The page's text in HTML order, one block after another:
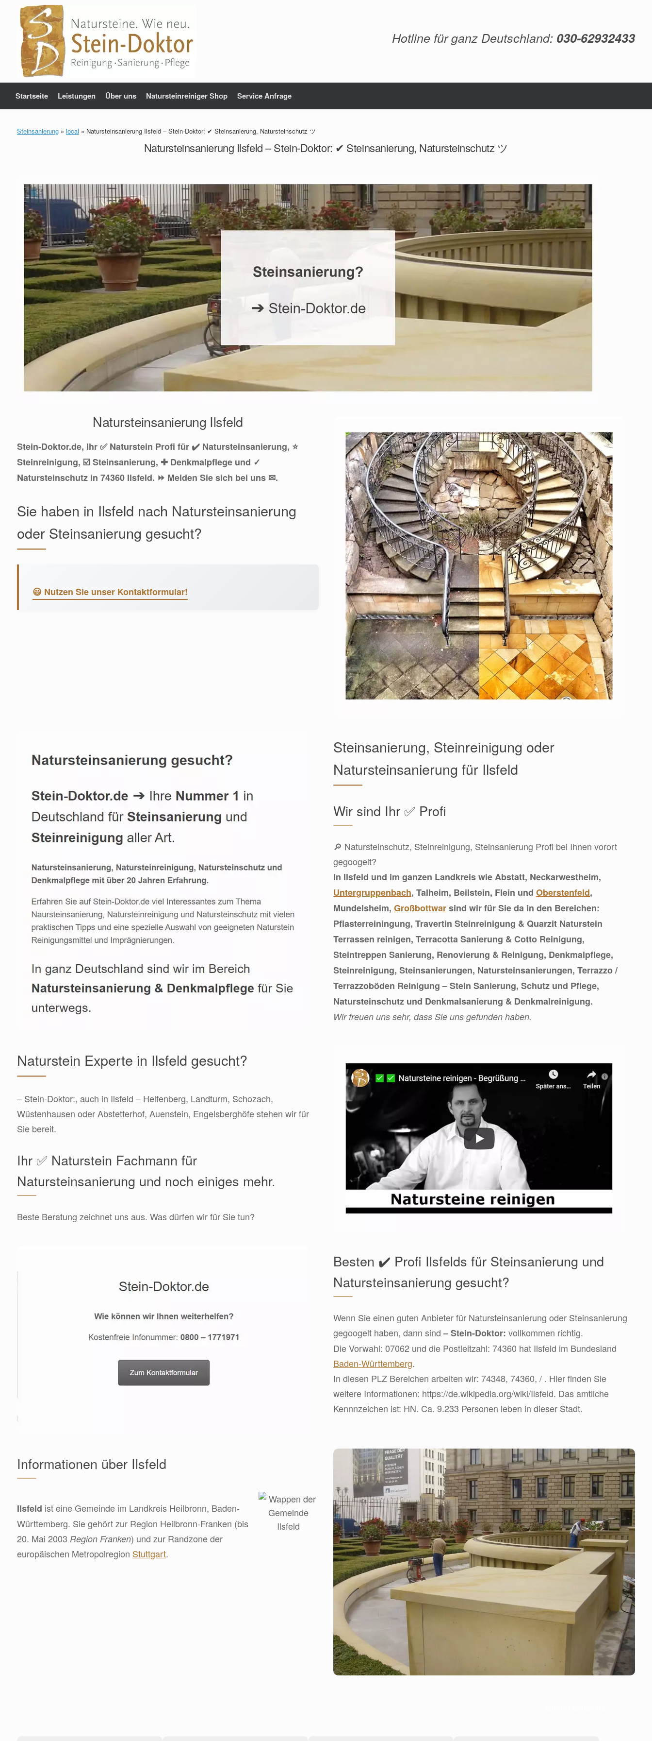
springen
Hotline für ganz Deutschland: 030-62932433
Startseite Leistungen Über uns Natursteinreiniger Shop Service Anfrage
Steinsanierung » local » Natursteinsanierung Ilsfeld – Stein-Doktor: ✔ Steinsanierung, Natursteinschutz ツ
Natursteinsanierung Ilsfeld – Stein-Doktor: ✔ Steinsanierung, Natursteinschutz ツ
Natursteinsanierung Ilsfeld
Stein-Doktor.de, Ihr ✅ Naturstein Profi für ✔️ Natursteinsanierung, ⭐
Steinreinigung, ☑️ Steinsanierung, ✚ Denkmalpflege und ✓
Natursteinschutz in 74360 Ilsfeld. ⏩ Melden Sie sich bei uns ✉.
Sie haben in Ilsfeld nach Natursteinsanierung
oder Steinsanierung gesucht?
😃 Nutzen Sie unser Kontaktformular!
Steinsanierung, Steinreinigung oder
Natursteinsanierung für Ilsfeld
Wir sind Ihr ✅ Profi
🔎 Natursteinschutz, Steinreinigung, Steinsanierung Profi bei Ihnen vorort
gegoogelt?
In Ilsfeld und im ganzen Landkreis wie Abstatt, Neckarwestheim,
Untergruppenbach, Talheim, Beilstein, Flein und Oberstenfeld,
Mundelsheim, Großbottwarsind wir für Sie da in den Bereichen:
Pflasterreiningung, Travertin Steinreinigung & Quarzit Naturstein
Terrassen reinigen, Terracotta Sanierung & Cotto Reinigung,
Steintreppen Sanierung, Renovierung & Reinigung, Denkmalpflege,
Steinreinigung, Steinsanierungen, Natursteinsanierungen, Terrazzo /
Terrazzoböden Reinigung – Stein Sanierung, Schutz und Pflege,
Natursteinschutz und Denkmalsanierung & Denkmalreinigung.
Wir freuen uns sehr, dass Sie uns gefunden haben.
Naturstein Experte in Ilsfeld gesucht?
– Stein-Doktor:, auch in Ilsfeld – Helfenberg, Landturm, Schozach,
Wüstenhausen oder Abstetterhof, Auenstein, Engelsberghöfe stehen wir für
Sie bereit.
Ihr ✅ Naturstein Fachmann für
Natursteinsanierung und noch einiges mehr.
Beste Beratung zeichnet uns aus. Was dürfen wir für Sie tun?
Besten ✔️ Profi Ilsfelds für Steinsanierung und
Natursteinsanierung gesucht?
Wenn Sie einen guten Anbieter für Natursteinsanierung oder Steinsanierung
gegoogelt haben, dann sind– Stein-Doktor: vollkommen richtig.
Die Vorwahl: 07062 und die Postleitzahl: 74360 hat Ilsfeld im Bundesland
Baden-Württemberg.
In diesen PLZ Bereichen arbeiten wir: 74348, 74360, / . Hier finden Sie
weitere Informationen: https://de.wikipedia.org/wiki/Ilsfeld. Das amtliche
Kennnzeichen ist: HN. Ca. 9.233 Personen leben in dieser Stadt.
Informationen über Ilsfeld
Ilsfeld ist eine Gemeinde im Landkreis Heilbronn, Baden-
Württemberg. Sie gehört zur Region Heilbronn-Franken (bis
20. Mai 2003 Region Franken) und zur Randzone der
europäischen Metropolregion Stuttgart.